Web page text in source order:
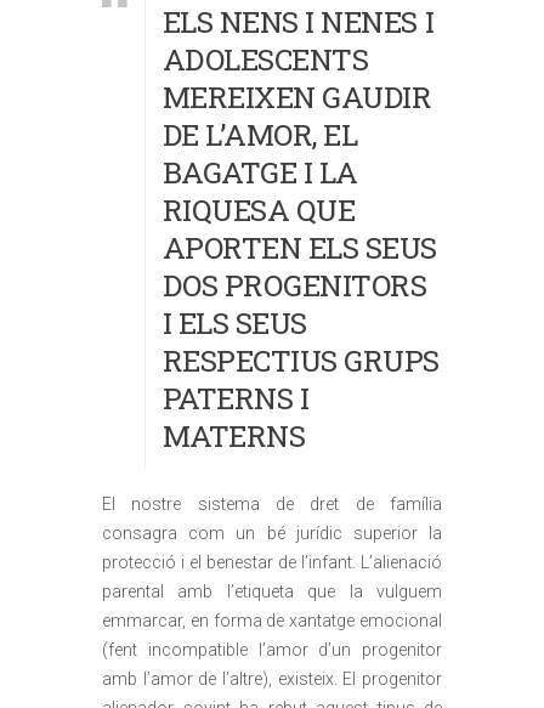
ELS NENS I NENES I
ADOLESCENTS
MEREIXEN GAUDIR
DE L’AMOR, EL
BAGATGE I LA
RIQUESA QUE
APORTEN ELS SEUS
DOS PROGENITORS
I ELS SEUS
RESPECTIUS GRUPS
PATERNS I
MATERNS
El nostre sistema de dret de família
consagra com un bé jurídic superior la
protecció i el benestar de l’infant. L’alienació
parental amb l’etiqueta que la vulguem
emmarcar, en forma de xantatge emocional
(fent incompatible l’amor d’un progenitor
amb l’amor de l’altre), existeix. El progenitor